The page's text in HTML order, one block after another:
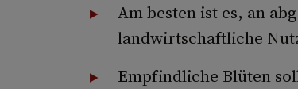
Am besten ist es, an
landwirtschaftliche
Empfindliche Blüten